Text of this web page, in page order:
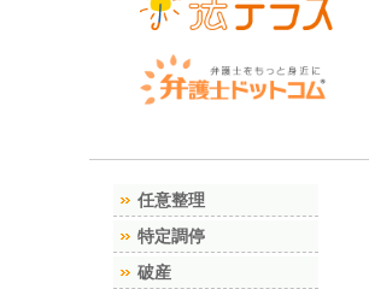
任意整理
特定調停
破産